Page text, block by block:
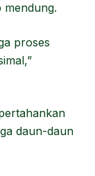
proses
daun-daun